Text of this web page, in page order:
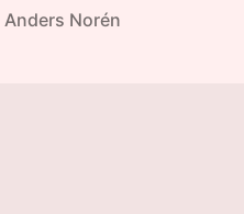
Anders Norén